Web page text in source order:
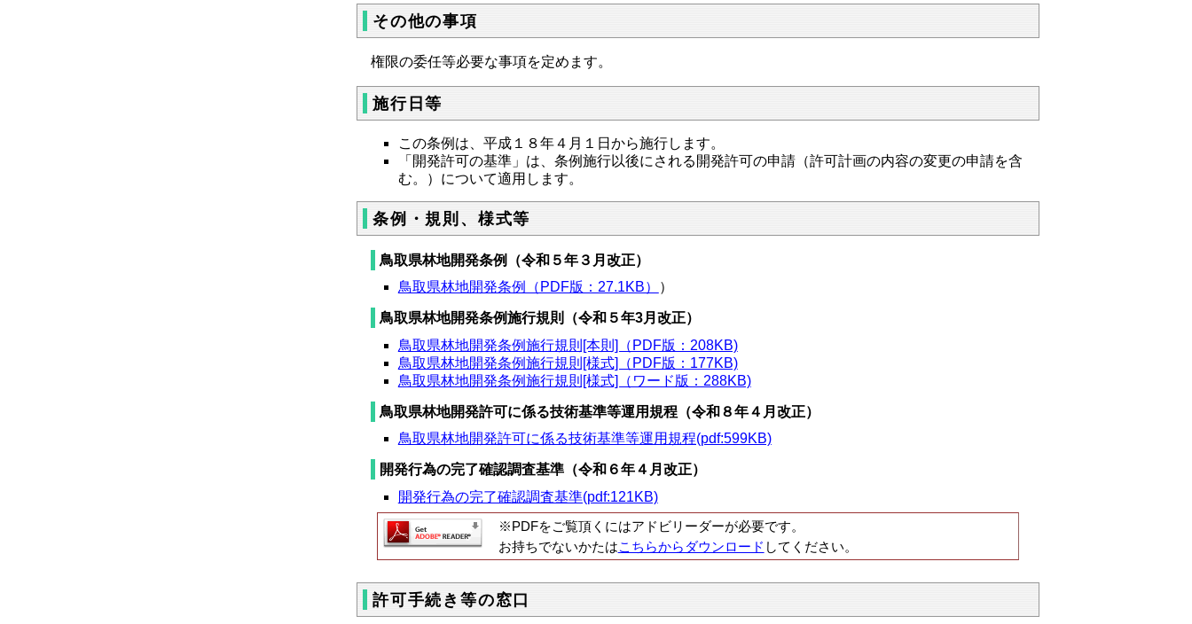
その他の事項
権限の委任等必要な事項を定めます。
施行日等
この条例は、平成１８年４月１日から施行します。
「開発許可の基準」は、条例施行以後にされる開発許可の申請（許可計画の内容の変更の申請を含
む。）について適用します。
条例・規則、様式等
鳥取県林地開発条例（令和５年３月改正）
鳥取県林地開発条例（PDF版：27.1KB）
）
鳥取県林地開発条例施行規則（令和５年3月改正）
鳥取県林地開発条例施行規則[本則]（PDF版：208KB)
鳥取県林地開発条例施行規則[様式]（PDF版：177KB)
鳥取県林地開発条例施行規則[様式]（ワード版：288KB)
鳥取県林地開発許可に係る技術基準等運用規程（令和８年４月改正）
鳥取県林地開発許可に係る技術基準等運用規程(pdf:599KB)
開発行為の完了確認調査基準（令和６年４月改正）
開発行為の完了確認調査基準(pdf:121KB)
※PDFをご覧頂くにはアドビリーダーが必要です。
お持ちでないかたはこちらからダウンロード してください。
許可手続き等の窓口